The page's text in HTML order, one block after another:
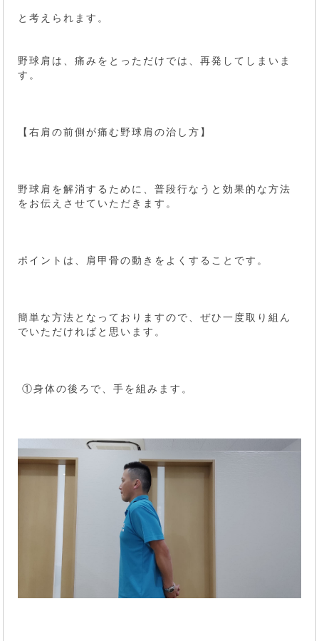
と考えられます。
野球肩は、痛みをとっただけでは、再発してしまいま
す。
【右肩の前側が痛む野球肩の治し方】
野球肩を解消するために、普段行なうと効果的な方法
をお伝えさせていただきます。
ポイントは、肩甲骨の動きをよくすることです。
簡単な方法となっておりますので、ぜひ一度取り組ん
でいただければと思います。
①身体の後ろで、手を組みます。